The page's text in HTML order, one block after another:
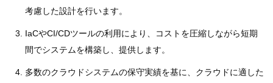
考慮した設計を行います。
IaCやCI/CDツールの利用により、コストを圧縮しながら短期
間でシステムを構築し、提供します。
多数のクラウドシステムの保守実績を基に、クラウドに適した